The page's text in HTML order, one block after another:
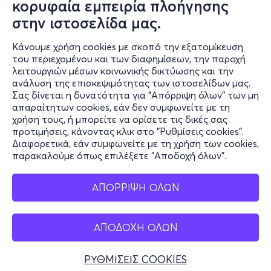
κορυφαία εμπειρία πλοήγησης
στην ιστοσελίδα μας.
Κάνουμε χρήση cookies με σκοπό την εξατομίκευση
του περιεχομένου και των διαφημίσεων, την παροχή
λειτουργιών μέσων κοινωνικής δικτύωσης και την
ανάλυση της επισκεψιμότητας των ιστοσελίδων μας.
Σας δίνεται η δυνατότητα για "Απόρριψη όλων" των μη
απαραίτητων cookies, εάν δεν συμφωνείτε με τη
χρήση τους, ή μπορείτε να ορίσετε τις δικές σας
προτιμήσεις, κάνοντας κλικ στο "Ρυθμίσεις cookies".
Διαφορετικά, εάν συμφωνείτε με τη χρήση των cookies,
παρακαλούμε όπως επιλέξετε "Αποδοχή όλων".
ΑΠΟΡΡΙΨΗ ΟΛΩΝ
ΑΠΟΔΟΧΗ ΟΛΩΝ
ΡΥΘΜΙΣΕΙΣ COOKIES
Ο online κόσμος μας
Public GR
Public CY
Publicbusiness.gr
Public + home
Book Friends
Public Blog
Η Spotify Λίστα μας